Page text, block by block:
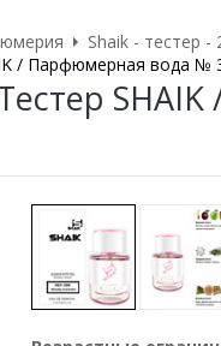
Shaik - тестер -
/ Парфюмерная вода №